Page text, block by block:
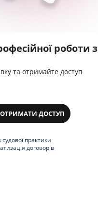
роботи з
та отримайте доступ
ОТРИМАТИ ДОСТУП
судової практики
договорів